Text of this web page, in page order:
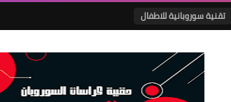
تقنية سوروبانية للاطفال